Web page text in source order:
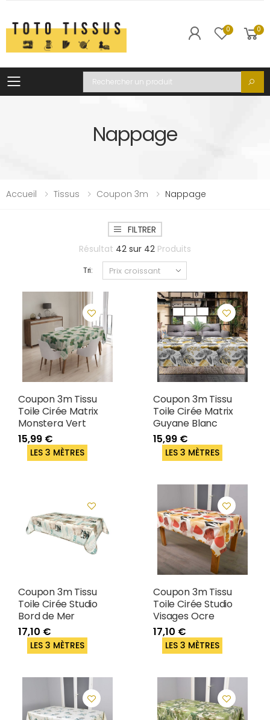
0 0
Toggle mobile menu
Recherche
Nappage
Accueil Tissus Coupon 3m Nappage
FILTRER
Résultat 42 sur 42 Produits
Tri:
Coupon 3m Tissu
Toile Cirée Matrix
Monstera Vert
15,99 €
LES 3 MÈTRES
Coupon 3m Tissu
Toile Cirée Matrix
Guyane Blanc
15,99 €
LES 3 MÈTRES
Coupon 3m Tissu
Toile Cirée Studio
Bord de Mer
17,10 €
LES 3 MÈTRES
Coupon 3m Tissu
Toile Cirée Studio
Visages Ocre
17,10 €
LES 3 MÈTRES